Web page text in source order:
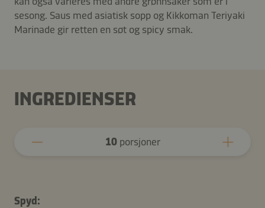
sesong. Saus med asiatisk sopp og Kikkoman Teriyaki
Marinade gir retten en søt og spicy smak.
INGREDIENSER
10porsjoner
Spyd: